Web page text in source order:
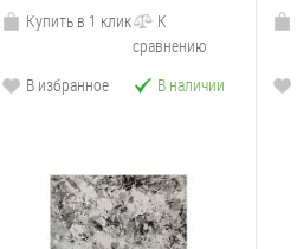
Купить в 1 клик
К
сравнению
В избранное
В наличии